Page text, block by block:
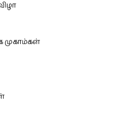
முகாம்கள்